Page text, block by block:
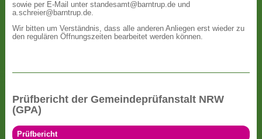
sowie per E-Mail unter standesamt@barntrup.de und
a.schreier@barntrup.de.
Wir bitten um Verständnis, dass alle anderen Anliegen erst wieder zu
den regulären Öffnungszeiten bearbeitet werden können.
Prüfbericht der Gemeindeprüfanstalt NRW
(GPA)
Prüfbericht